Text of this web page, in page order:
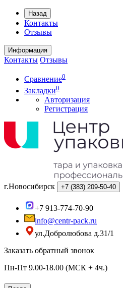
Назад
Контакты
Отзывы
Информация
Контакты Отзывы
Сравнение0
Закладки0
Авторизация
Регистрация
г.Новосибирск +7 (383) 209-50-40
+7 913-774-70-90
info@centr-pack.ru
ул.Добролюбова д.31/1
Заказать обратный звонок
Пн-Пт 9.00-18.00 (МСК + 4ч.)